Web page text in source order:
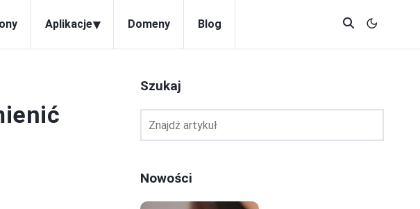
Aplikacje▾ Domeny Blog
Szukaj
Nowości